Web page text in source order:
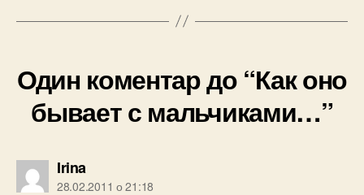
Один коментар до “Как оно
бывает с мальчиками…”
Irinaговорить:
28.02.2011 о 21:18